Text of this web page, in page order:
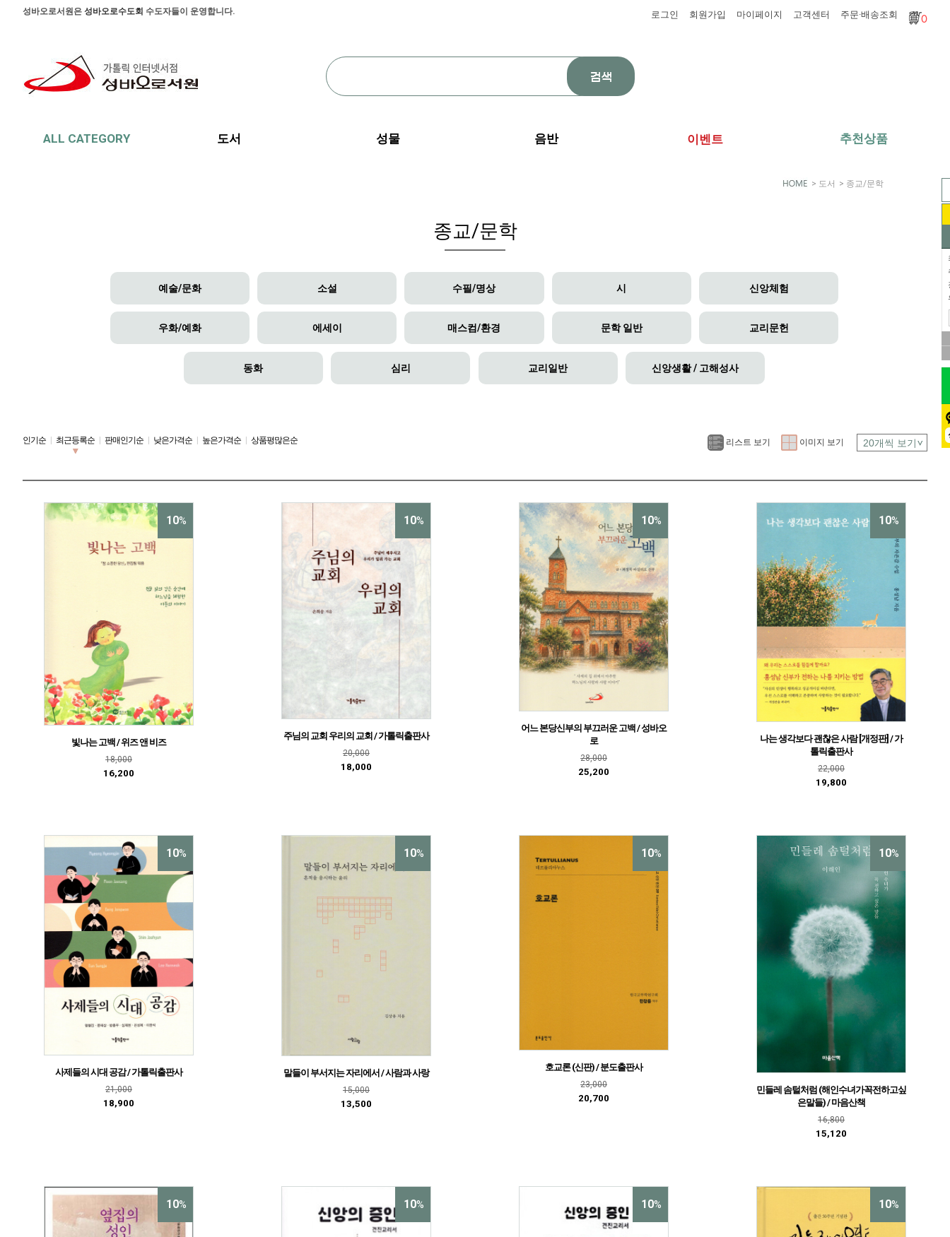
본문 바로가기
주메뉴 바로가기
사이드메뉴 바로가기
성바오로서원은 성바오로수도회 수도자들이 운영합니다. 로그인 회원가입 마이페이지 고객센터 주문·배송조회 0
ALL CATEGORY 도서 성물 음반 이벤트 추천상품
> 도서 > 종교/문학
종교/문학
예술/문화 소설 수필/명상 시 신앙체험
우화/예화 에세이 매스컴/환경 문학 일반 교리문헌
동화 심리 교리일반 신앙생활 / 고해성사
인기순 최근등록순 판매인기순 낮은가격순 높은가격순 상품평많은순 리스트 보기 이미지 보기
10%
빛나는 고백 / 위즈 앤 비즈
18,000
16,200
10%
주님의 교회 우리의 교회 / 가톨릭출판사
20,000
18,000
10%
어느 본당신부의 부끄러운 고백 / 성바오
로
28,000
25,200
10%
나는 생각보다 괜찮은 사람 [개정판] / 가
톨릭출판사
22,000
19,800
10%
사제들의 시대 공감 / 가톨릭출판사
21,000
18,900
10%
말들이 부서지는 자리에서 / 사람과 사랑
15,000
13,500
10%
호교론 (신판) / 분도출판사
23,000
20,700
10%
민들레 솜털처럼 (해인수녀가꼭전하고싶
은말들) / 마음산책
16,800
15,120
10% 10% 10% 10%